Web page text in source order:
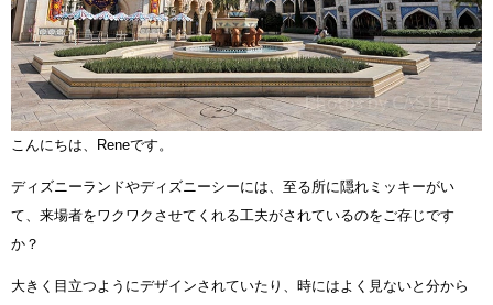
こんにちは、Reneです。
ディズニーランドやディズニーシーには、至る所に隠れミッキーがい
て、来場者をワクワクさせてくれる工夫がされているのをご存じです
か？
大きく目立つようにデザインされていたり、時にはよく見ないと分から